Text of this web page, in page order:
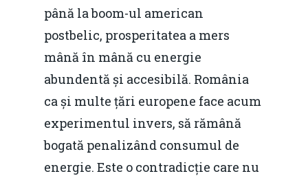
până la boom-ul american
postbelic, prosperitatea a mers
mână în mână cu energie
abundentă și accesibilă. România
ca și multe țări europene face acum
experimentul invers, să rămână
bogată penalizând consumul de
energie. Este o contradicție care nu